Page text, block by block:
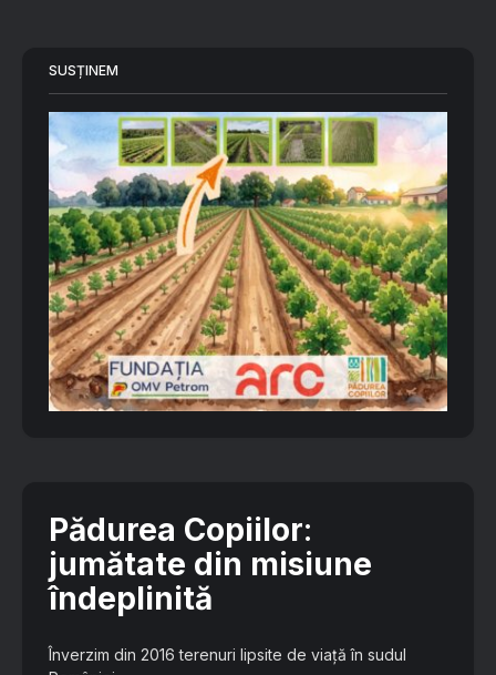
SUSȚINEM
Pădurea Copiilor:
jumătate din misiune
îndeplinită
Înverzim din 2016 terenuri lipsite de viață în sudul